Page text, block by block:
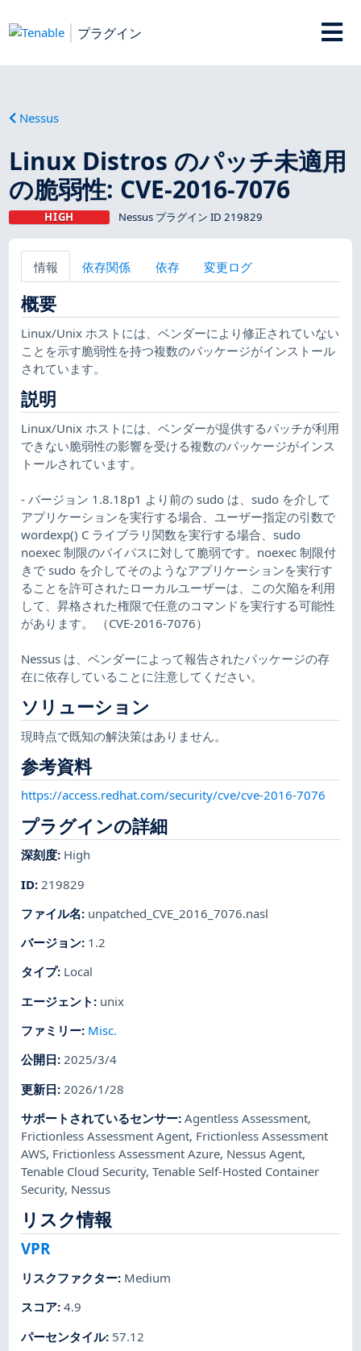
プラグイン
Nessus
Linux Distros のパッチ未適用
の脆弱性: CVE-2016-7076
HIGH Nessus プラグイン ID 219829
情報 依存関係 依存 変更ログ
概要
Linux/Unix ホストには、ベンダーにより修正されていない
ことを示す脆弱性を持つ複数のパッケージがインストール
されています。
説明
Linux/Unix ホストには、ベンダーが提供するパッチが利用
できない脆弱性の影響を受ける複数のパッケージがインス
トールされています。
- バージョン 1.8.18p1 より前の sudo は、sudo を介して
アプリケーションを実行する場合、ユーザー指定の引数で
wordexp() C ライブラリ関数を実行する場合、sudo
noexec 制限のバイパスに対して脆弱です。noexec 制限付
きで sudo を介してそのようなアプリケーションを実行す
ることを許可されたローカルユーザーは、この欠陥を利用
して、昇格された権限で任意のコマンドを実行する可能性
があります。 （CVE-2016-7076）
Nessus は、ベンダーによって報告されたパッケージの存
在に依存していることに注意してください。
ソリューション
現時点で既知の解決策はありません。
参考資料
https://access.redhat.com/security/cve/cve-2016-7076
プラグインの詳細
深刻度: High
ID: 219829
ファイル名: unpatched_CVE_2016_7076.nasl
バージョン: 1.2
タイプ: Local
エージェント : unix
ファミリー: Misc.
公開日:2025/3/4
更新日: 2026/1/28
サポートされているセンサー:Agentless Assessment,
Frictionless Assessment Agent, Frictionless Assessment
AWS, Frictionless Assessment Azure, Nessus Agent,
Tenable Cloud Security,Tenable Self-Hosted Container
Security, Nessus
リスク情報
VPR
リスクファクター: Medium
スコア:4.9
パーセンタイル: 57.12